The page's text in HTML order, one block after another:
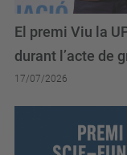
El premi Viu la
durant l’acte de